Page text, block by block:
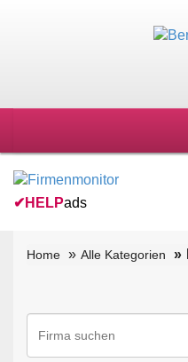
✔ HELPads
Home Alle Kategorien